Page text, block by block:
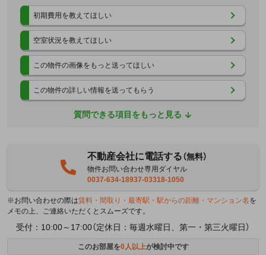
初期費用を教えてほしい
空室状況を教えてほしい
この物件の画像をもっと送ってほしい
この物件の詳しい情報を送ってもらう
質問できる項目をもっと見る
不動産会社に電話する（無料）
物件お問い合わせ専用ダイヤル
0037-634-18937-03318-1050
※お問い合わせの際は賃料・間取り・最寄駅・駅からの距離・マンション名 を
メモの上、ご連絡いただくとスムーズです。
受付：10:00～17:00（定休日：毎週水曜日、第一・第三火曜日）
このお部屋を0人以上が検討中です